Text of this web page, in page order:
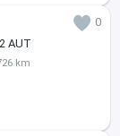
0
AUT
km